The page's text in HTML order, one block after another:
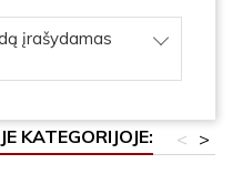
įrašydamas
KATEGORIJOJE: >
<